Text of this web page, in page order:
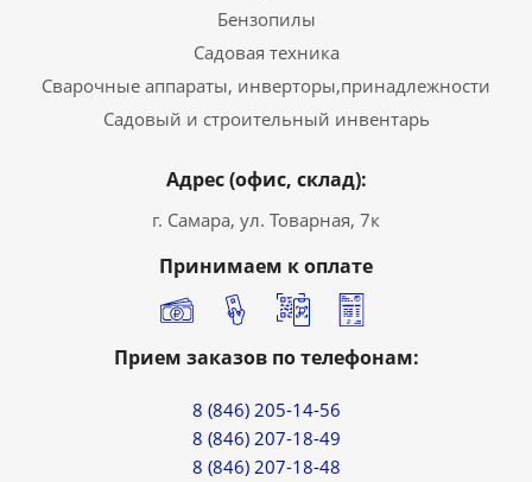
Бензопилы
Садовая техника
Сварочные аппараты, инверторы,принадлежности
Садовый и строительный инвентарь
Адрес (офис, склад):
г. Самара, ул. Товарная, 7к
Принимаем к оплате
Прием заказов по телефонам:
8 (846) 205-14-56
8 (846) 207-18-49
8 (846) 207-18-48